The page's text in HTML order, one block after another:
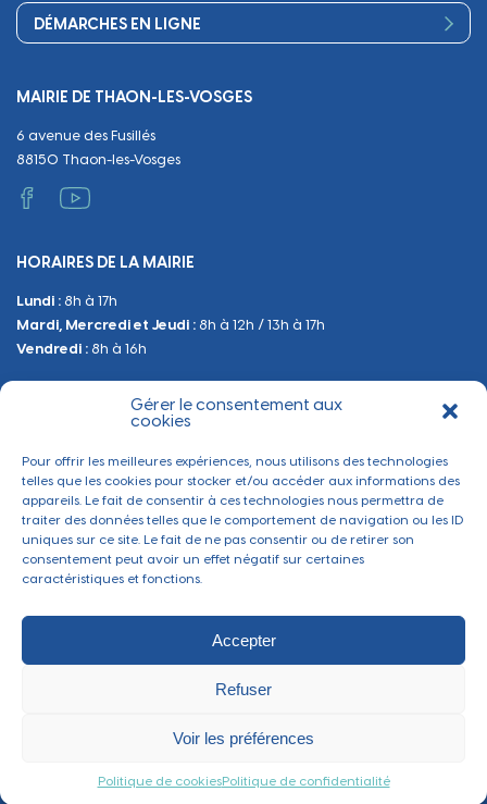
Gérer le consentement aux
cookies
Pour offrir les meilleures expériences, nous utilisons des technologies
telles que les cookies pour stocker et/ou accéder aux informations des
appareils. Le fait de consentir à ces technologies nous permettra de
traiter des données telles que le comportement de navigation ou les ID
uniques sur ce site. Le fait de ne pas consentir ou de retirer son
consentement peut avoir un effet négatif sur certaines
caractéristiques et fonctions.
Accepter
Refuser
Voir les préférences
Politique de cookiesPolitique de confidentialité
Séniors, social, santé
Circuler
Emploi
Associations
Equipements
Commerces et artisanat
Urbanisme
Tranquillité et sécurité
DÉMARCHES EN LIGNE
Décès
Papiers et citoyenneté
Administratif et technique
Manifestations
Urbanisme
Sanitaire et Sécurité
MAIRIE DE THAON-LES-VOSGES
6 avenue des Fusillés
88150 Thaon-les-Vosges
HORAIRES DE LA MAIRIE
Lundi : 8h à 17h
Mardi, Mercredi et Jeudi : 8h à 12h / 13h à 17h
Vendredi : 8h à 16h
BESOIN D'INFORMATIONS
Contactez-nous
Ville de Thaon-les-Vosges ©2022 - Tous droits réservés